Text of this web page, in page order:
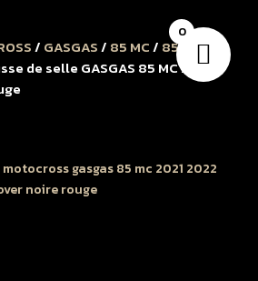
/ GASGAS/ 85 MC/ 85 MC
de selle GASGAS 85 MC 2021 -
0